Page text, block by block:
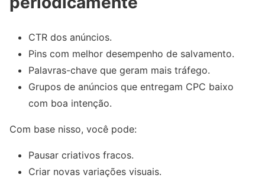
CTR dos anúncios.
Pins com melhor desempenho de salvamento.
Palavras-chave que geram mais tráfego.
Grupos de anúncios que entregam CPC baixo
com boa intenção.
Com base nisso, você pode:
Pausar criativos fracos.
Criar novas variações visuais.